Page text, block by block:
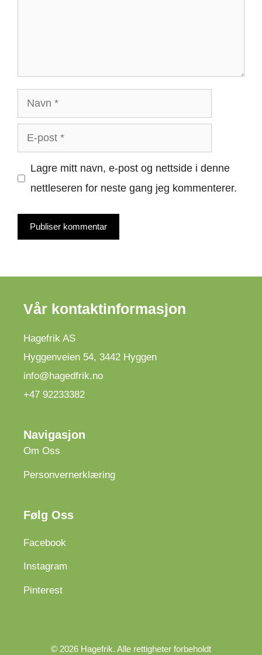
Navn
post
Lagre mitt navn, e-post og nettside i denne
nettleseren for neste gang jeg kommenterer.
Vår kontaktinformasjon
Hagefrik AS
Hyggenveien 54, 3442 Hyggen
info@hagedfrik.no
+47 92233382
Navigasjon
Om Oss
Personvernerklæring
Følg Oss
Facebook
Instagram
Pinterest
© 2026 Hagefrik. Alle rettigheter forbeholdt